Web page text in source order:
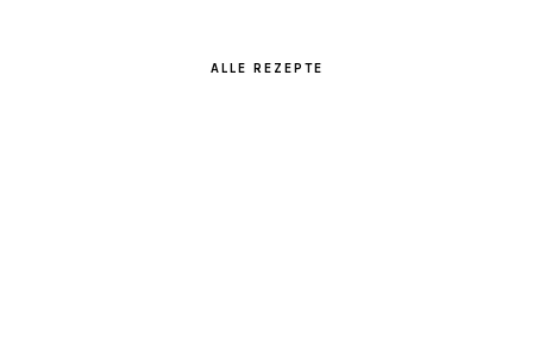
ALLE REZEPTE